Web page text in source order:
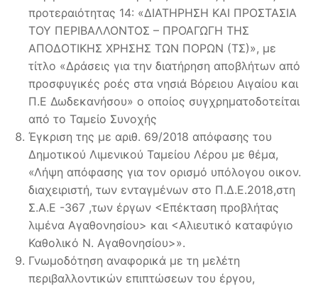
προτεραιότητας 14: «ΔΙΑΤΗΡΗΣΗ ΚΑΙ ΠΡΟΣΤΑΣΙΑ
ΤΟΥ ΠΕΡΙΒΑΛΛΟΝΤΟΣ – ΠΡΟΑΓΩΓΗ ΤΗΣ
ΑΠΟΔΟΤΙΚΗΣ ΧΡΗΣΗΣ ΤΩΝ ΠΟΡΩΝ (ΤΣ)», με
τίτλο «Δράσεις για την διατήρηση αποβλήτων από
προσφυγικές ροές στα νησιά Βόρειου Αιγαίου και
Π.Ε Δωδεκανήσου» ο οποίος συγχρηματοδοτείται
από το Ταμείο Συνοχής
Έγκριση της με αριθ. 69/2018 απόφασης του
Δημοτικού Λιμενικού Ταμείου Λέρου με θέμα,
«Λήψη απόφασης για τον ορισμό υπόλογου οικον.
διαχειριστή, των ενταγμένων στο Π.Δ.Ε.2018,στη
Σ.Α.Ε -367 ,των έργων <Επέκταση προβλήτας
λιμένα Αγαθονησίου> και <Αλιευτικό καταφύγιο
Καθολικό Ν. Αγαθονησίου>».
Γνωμοδότηση αναφορικά με τη μελέτη
περιβαλλοντικών επιπτώσεων του έργου,